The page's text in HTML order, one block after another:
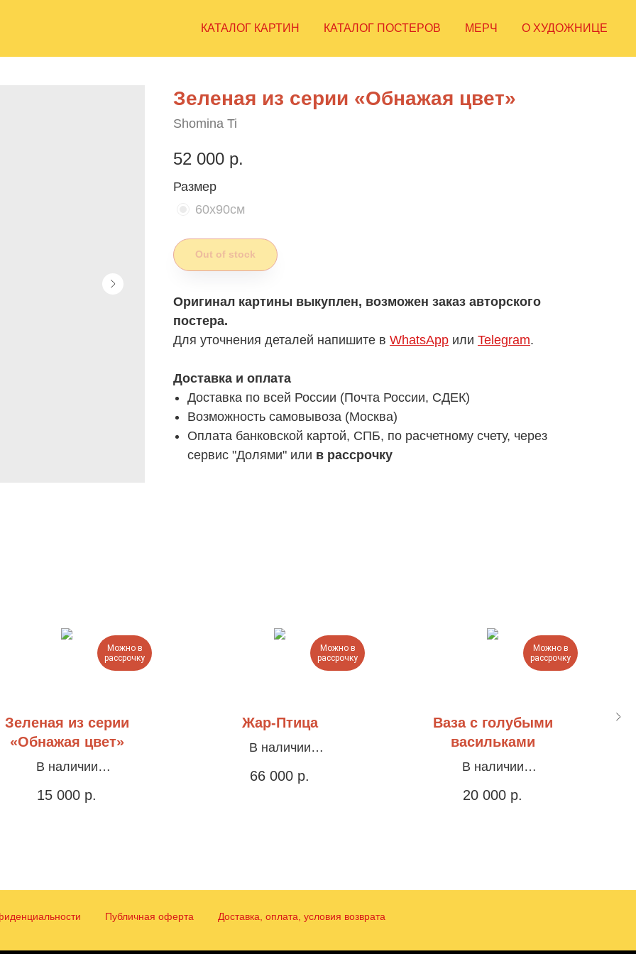
КАТАЛОГ КАРТИН КАТАЛОГ ПОСТЕРОВ МЕРЧ О ХУДОЖНИЦЕ
Зеленая из серии «Обнажая цвет»
Shomina Ti
52 000 р.
Размер
60х90см
Out of stock
Оригинал картины выкуплен, возможен заказ авторского
постера.
Для уточнения деталей напишите в WhatsApp или Telegram.
Доставка и оплата
Доставка по всей России (Почта России, СДЕК)
Возможность самовывоза (Москва)
Оплата банковской картой, СПБ, по расчетному счету, через
сервис "Долями" или в рассрочку
Можно в
рассрочку
Зеленая из серии
«Обнажая цвет»
В наличии
раму, 35х45см
15 000 р.
Можно в
рассрочку
Жар-Птица
В наличии
70х120см
66 000 р.
Можно в
рассрочку
Ваза с голубыми
васильками
В наличии
20 000 р.
Публичная оферта Доставка, оплата, условия возврата